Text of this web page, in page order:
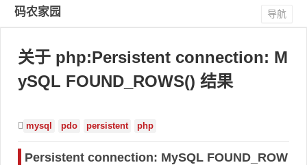
码农家园 导航
关于 php:Persistent connection: M
ySQL FOUND_ROWS() 结果
mysql pdo persistent php
Persistent connection: MySQL FOUND_ROW